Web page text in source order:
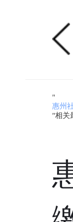
"
惠州
"相关